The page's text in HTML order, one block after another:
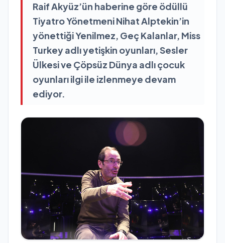
Raif Akyüz’ün haberine göre ödüllü
Tiyatro Yönetmeni Nihat Alptekin’in
yönettiği Yenilmez, Geç Kalanlar, Miss
Turkey adlı yetişkin oyunları, Sesler
Ülkesi ve Çöpsüz Dünya adlı çocuk
oyunları ilgi ile izlenmeye devam
ediyor.